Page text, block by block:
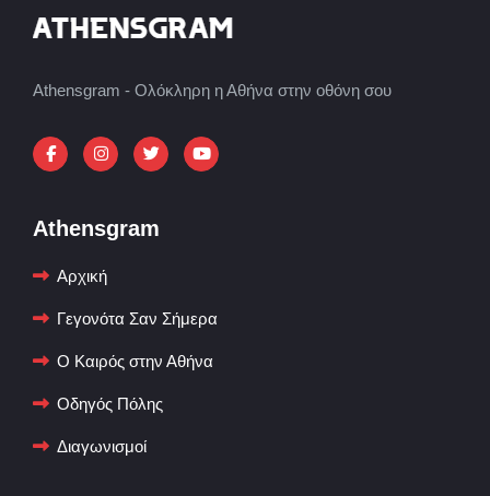
Athensgram - Ολόκληρη η Αθήνα στην οθόνη σου
Athensgram
Αρχική
Γεγονότα Σαν Σήμερα
Ο Καιρός στην Αθήνα
Οδηγός Πόλης
Διαγωνισμοί